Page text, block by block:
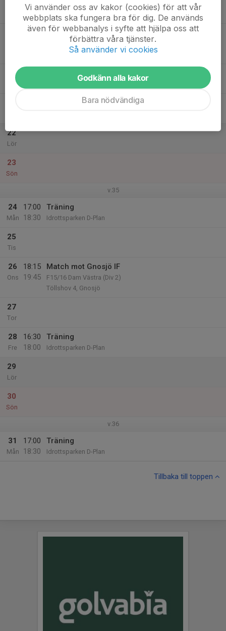
18:30
Match mot Gislaveds IS
F15/16 Dam Västra (Div 2)
Idrottsparken 1, Anderstorp
20
Tor
22
Lör
23
Sön
v.35
24
Mån
17:00
18:30
Träning
Idrottsparken D-Plan
25
Tis
26
Ons
18:15
19:45
Match mot Gnosjö IF
F15/16 Dam Västra (Div 2)
Töllshov 4, Gnosjö
27
Tor
28
Fre
16:30
18:00
Träning
Idrottsparken D-Plan
29
Lör
30
Sön
v.36
31
Mån
17:00
18:30
Träning
Idrottsparken D-Plan
Tillbaka till toppen
Vi använder oss av kakor (cookies) för att vår
webbplats ska fungera bra för dig. De används
även för webbanalys i syfte att hjälpa oss att
förbättra våra tjänster.
Så använder vi cookies
Godkänn alla kakor
Bara nödvändiga